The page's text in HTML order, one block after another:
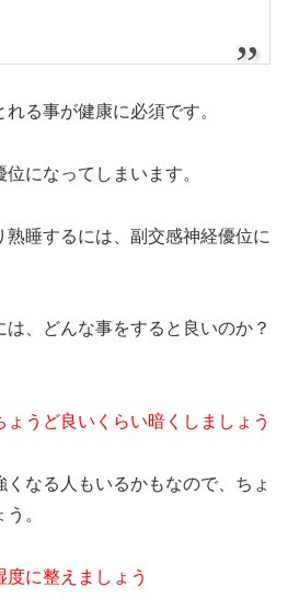
る事が健康に必須です。
になってしまいます。
睡するには、副交感神経優位に
、どんな事をすると良いのか？
うど良いくらい暗くしましょう
なる人もいるかもなので、ちょ
。
に整えましょう